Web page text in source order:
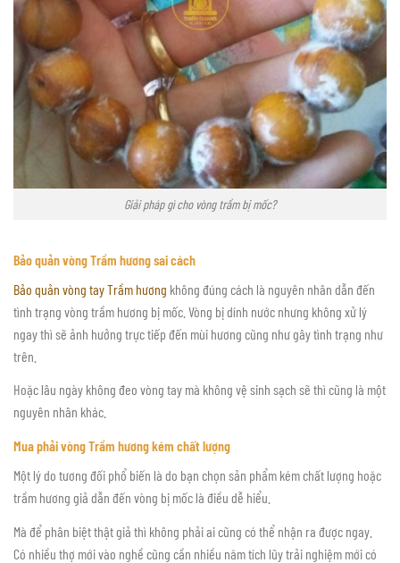
Giải pháp gì cho vòng trầm bị mốc?
Bảo quản vòng Trầm hương sai cách
Bảo quản vòng tay Trầm hương không đúng cách là nguyên nhân dẫn đến
tình trạng vòng trầm hương bị mốc. Vòng bị dính nước nhưng không xử lý
ngay thì sẽ ảnh hưởng trực tiếp đến mùi hương cũng như gây tình trạng như
trên.
Hoặc lâu ngày không đeo vòng tay mà không vệ sinh sạch sẽ thì cũng là một
nguyên nhân khác.
Mua phải vòng Trầm hương kém chất lượng
Một lý do tương đối phổ biến là do bạn chọn sản phẩm kém chất lượng hoặc
trầm hương giả dẫn đến vòng bị mốc là điều dễ hiểu.
Mà để phân biệt thật giả thì không phải ai cũng có thể nhận ra được ngay.
Có nhiều thợ mới vào nghề cũng cần nhiều năm tích lũy trải nghiệm mới có